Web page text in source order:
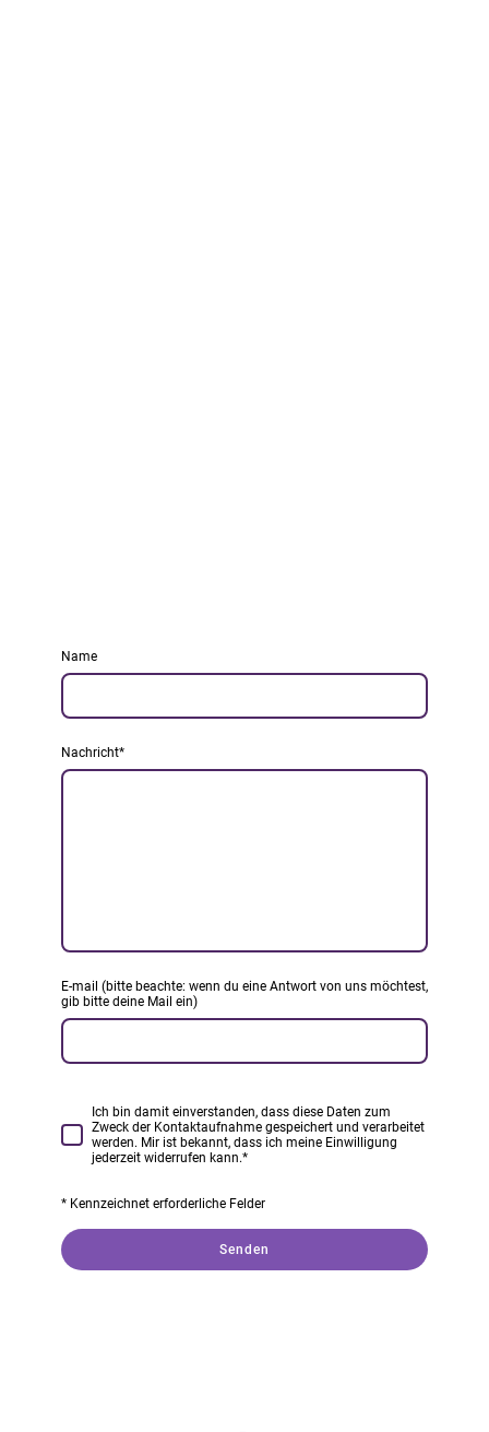
Name
Nachricht*
E-mail (bitte beachte: wenn du eine Antwort von uns möchtest,
gib bitte deine Mail ein)
Ich bin damit einverstanden, dass diese Daten zum
Zweck der Kontaktaufnahme gespeichert und verarbeitet
werden. Mir ist bekannt, dass ich meine Einwilligung
jederzeit widerrufen kann.*
* Kennzeichnet erforderliche Felder
Senden